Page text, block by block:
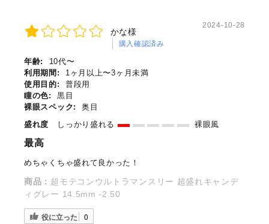
かな様
購入確認済み
2024-10-28
年齢:
10代〜
利用期間:
1ヶ月以上〜3ヶ月未満
使用目的:
普段用
瞳の色:
黒目
裸眼スペック:
奥目
盛れ度
しっかり盛れる 裸眼風
最高
めちゃくちゃ盛れて良かった！
商品： 超モテコンウルトラマンスリー 超盛れキャンデ
ィグレー 14.5mm -2.50
役に立った 0